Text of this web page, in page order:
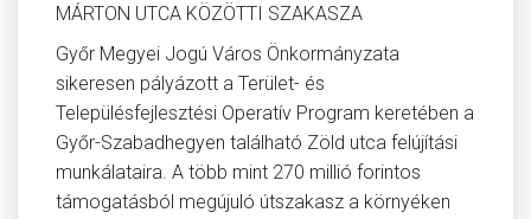
MÁRTON UTCA KÖZÖTTI SZAKASZA
Győr Megyei Jogú Város Önkormányzata
sikeresen pályázott a Terület- és
Településfejlesztési Operatív Program keretében a
Győr-Szabadhegyen található Zöld utca felújítási
munkálataira. A több mint 270 millió forintos
támogatásból megújuló útszakasz a környéken